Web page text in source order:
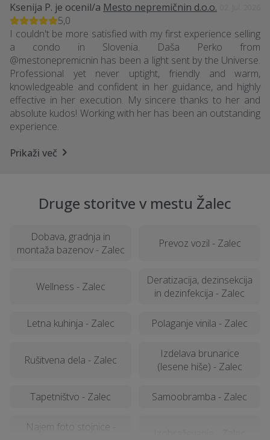
Ksenija P. je ocenil/a Mesto nepremičnin d.o.o.
5,0
I couldn't be more satisfied with my first experience selling
a condo in Slovenia. Daša Perko from
@mestonepremicnin has been a light sent by the Universe.
Professional yet never uptight, friendly and warm,
knowledgeable and confident in her guidance, and highly
effective in her execution. My sincere thanks to her and
absolute kudos! Working with her has been an outstanding
experience.
Prikaži več
Druge storitve v mestu Žalec
Dobava, gradnja in
montaža bazenov - Zalec
Prevoz vozil - Zalec
Wellness - Zalec
Deratizacija, dezinsekcija
in dezinfekcija - Zalec
Letna kuhinja - Zalec Polaganje vinila - Zalec
Rušitvena dela - Zalec
Izdelava brunarice
(lesene hiše) - Zalec
Tapetništvo - Zalec Samoobramba - Zalec
Najem foto stojnice -